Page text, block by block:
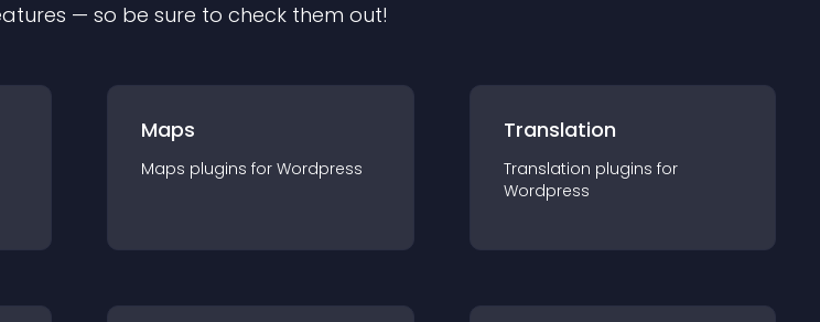
— so be sure to check them out!
Maps
Maps plugins for Wordpress
Translation
Translation plugins for
Wordpress